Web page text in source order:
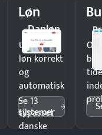
Løn
Danløn
Udbetal
løn korrekt
og
automatisk
—
tilpasset
danske
Se 13
systemer